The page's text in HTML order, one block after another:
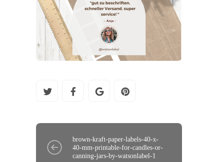
brown-kraft-paper-labels-40-x-
40-mm-printable-for-candles-or-
canning-jars-by-watsonlabel-1